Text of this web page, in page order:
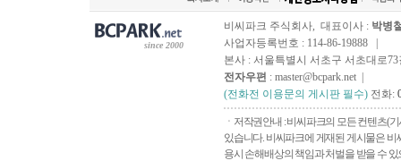
since 2000
비씨파크 주식회사, 대표이사 : 박병
사업자등록번호 : 114-86-19888 |
본사 : 서울특별시 서초구 서초대로73
전자우편 : master@bcpark.net |
(전화전 이용문의 게시판 필수) 전화:
ㆍ저작권안내 : 비씨파크의 모든 컨텐츠(
있습니다. 비씨파크에 게재된 게시물은
용시 손해배상의 책임과 처벌을 받을 수